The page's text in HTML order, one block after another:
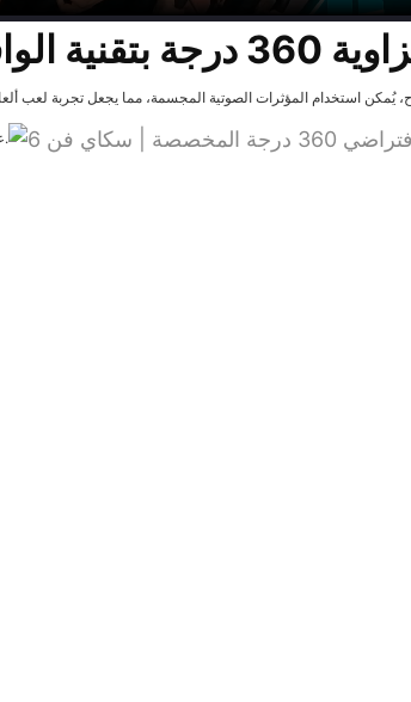
(مقعدان)
شاشة العرض عالية الوضوح، يُمكن استخدام المؤثرات الصوتية المجسمة، مما
عادةً وفقًا لتفضيلات المستخدم، كما أن استخدام الكرسي مرن وقابل للتحريك بحرية.